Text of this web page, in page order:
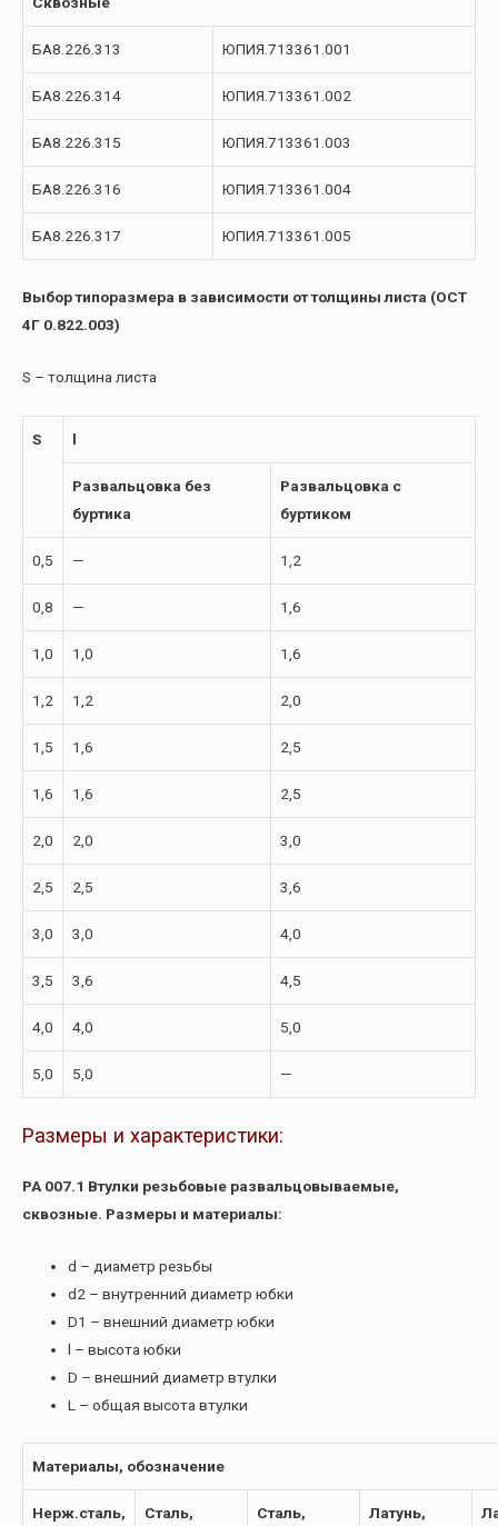
БА8.226.313 ЮПИЯ.713361.001
БА8.226.314 ЮПИЯ.713361.002
БА8.226.315 ЮПИЯ.713361.003
БА8.226.316 ЮПИЯ.713361.004
БА8.226.317 ЮПИЯ.713361.005
Выбор типоразмера в зависимости от толщины листа (ОСТ
4Г 0.822.003)
S – толщина листа
S l
Развальцовка без
буртика
Развальцовка с
буртиком
0,5 — 1,2
0,8 — 1,6
1,0 1,0 1,6
1,2 1,2 2,0
1,5 1,6 2,5
1,6 1,6 2,5
2,0 2,0 3,0
2,5 2,5 3,6
3,0 3,0 4,0
3,5 3,6 4,5
4,0 4,0 5,0
5,0 5,0 —
Размеры и характеристики:
РА 007.1 Втулки резьбовые развальцовываемые,
сквозные. Размеры и материалы:
d – диаметр резьбы
d2 – внутренний диаметр юбки
D1 – внешний диаметр юбки
l – высота юбки
D – внешний диаметр втулки
L – общая высота втулки
Материалы, обозначение
Нерж.сталь, Сталь, Сталь, Латунь,